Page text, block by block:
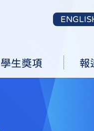
學生獎項 報